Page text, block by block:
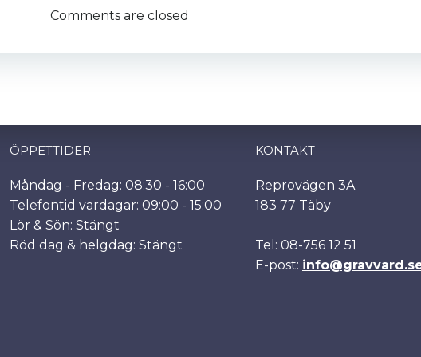
Comments are closed
ÖPPETTIDER
Måndag - Fredag: 08:30 - 16:00
Telefontid vardagar: 09:00 - 15:00
Lör & Sön: Stängt
Röd dag & helgdag: Stängt
KONTAKT
Reprovägen 3A
183 77 Täby
Tel: 08-756 12 51
E-post: